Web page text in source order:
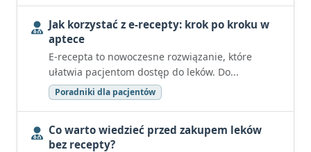
Jak korzystać z e-recepty: krok po kroku w
aptece
E-recepta to nowoczesne rozwiązanie, które
ułatwia pacjentom dostęp do leków. Do...
Poradniki dla pacjentów
Co warto wiedzieć przed zakupem leków
bez recepty?